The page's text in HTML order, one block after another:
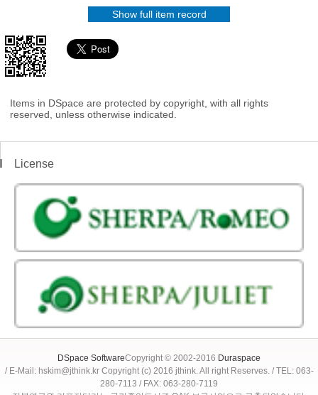
Show full item record
Items in DSpace are protected by copyright, with all rights
reserved, unless otherwise indicated.
License
DSpace SoftwareCopyright © 2002-2016 Duraspace
/ E-Mail: hskim@jthink.kr Copyright (c) 2016 jthink. All right Reserves. / TEL: 063-
280-7113 / FAX: 063-280-7119